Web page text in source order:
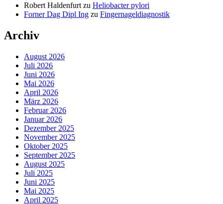
Robert Haldenfurt zu Heliobacter pylori
Forner Dag Dipl Ing zu Fingernageldiagnostik
Archiv
August 2026
Juli 2026
Juni 2026
Mai 2026
April 2026
März 2026
Februar 2026
Januar 2026
Dezember 2025
November 2025
Oktober 2025
September 2025
August 2025
Juli 2025
Juni 2025
Mai 2025
April 2025